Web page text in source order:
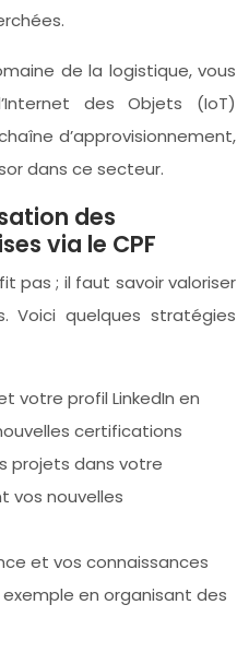
de la logistique, vous
des Objets (IoT)
d’approvisionnement,
dans ce secteur.
des
via le CPF
pas ; il faut savoir valoriser
Voici quelques stratégies
votre profil LinkedIn en
certifications
projets dans votre
vos nouvelles
et vos connaissances
en organisant des